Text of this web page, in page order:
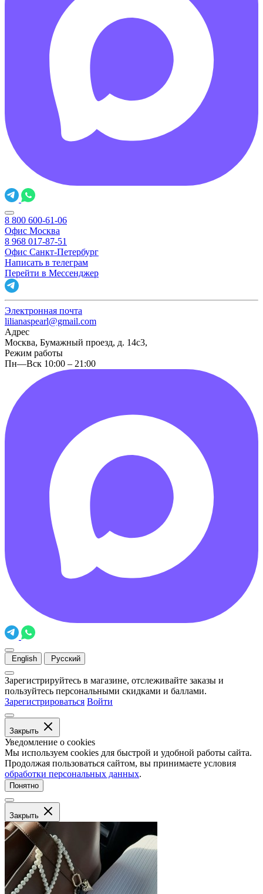
8 800 600-61-06
Офис Москва
8 968 017-87-51
Офис Санкт-Петербург
Написать в телеграм
Перейти в Мессенджер
Электронная почта
lilianaspearl@gmail.com
Адрес
Москва, Бумажный проезд, д. 14с3,
Режим работы
Пн—Вск 10:00 – 21:00
English Русский
Зарегистрируйтесь в магазине, отслеживайте заказы и
пользуйтесь персональными скидками и баллами.
Зарегистрироваться Войти
Закрыть
Уведомление о cookies
Мы используем cookies для быстрой и удобной работы сайта.
Продолжая пользоваться сайтом, вы принимаете условия
обработки персональных данных.
Понятно
Закрыть